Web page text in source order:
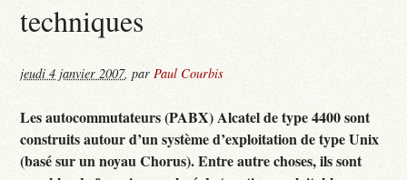
techniques
jeudi 4 janvier 2007,parPaul Courbis
Les autocommutateurs (PABX) Alcatel de type 4400 sont
construits autour d’un système d’exploitation de type Unix
(basé sur un noyau Chorus). Entre autre choses, ils sont